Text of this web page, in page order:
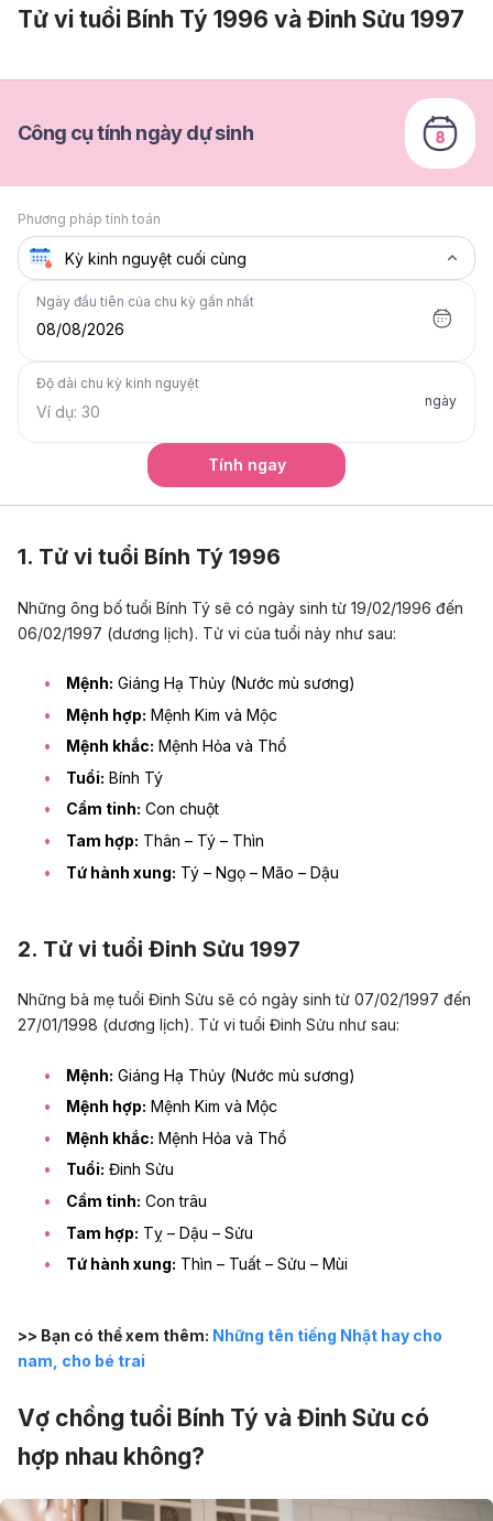
Tử vi tuổi Bính Tý 1996 và Đinh Sửu 1997
Công cụ tính ngày dự sinh
Phương pháp tính toán
Ngày đầu tiên của chu kỳ gần nhất
08/08/2026
Độ dài chu kỳ kinh nguyệt
ngày
Tính ngay
1. Tử vi tuổi Bính Tý 1996
Những ông bố tuổi Bính Tý sẽ có ngày sinh từ 19/02/1996 đến
06/02/1997 (dương lịch). Tử vi của tuổi này như sau:
Mệnh: Giáng Hạ Thủy (Nước mù sương)
Mệnh hợp: Mệnh Kim và Mộc
Mệnh khắc: Mệnh Hỏa và Thổ
Tuổi: Bính Tý
Cầm tinh: Con chuột
Tam hợp: Thân – Tý – Thìn
Tứ hành xung: Tý – Ngọ – Mão – Dậu
2. Tử vi tuổi Đinh Sửu 1997
Những bà mẹ tuổi Đinh Sửu sẽ có ngày sinh từ 07/02/1997 đến
27/01/1998 (dương lịch). Tử vi tuổi Đinh Sửu như sau:
Mệnh: Giáng Hạ Thủy (Nước mù sương)
Mệnh hợp: Mệnh Kim và Mộc
Mệnh khắc: Mệnh Hỏa và Thổ
Tuổi: Đinh Sửu
Cầm tinh: Con trâu
Tam hợp: Tỵ – Dậu – Sửu
Tứ hành xung: Thìn – Tuất – Sửu – Mùi
>> Bạn có thể xem thêm: Những tên tiếng Nhật hay cho
nam, cho bé trai
Vợ chồng tuổi Bính Tý và Đinh Sửu có
hợp nhau không?